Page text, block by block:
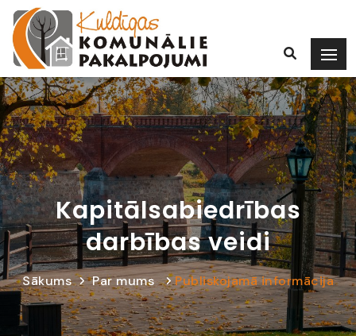
Kapitālsabiedrības
darbības veidi
Sākums Par mums Publiskojamā informācija